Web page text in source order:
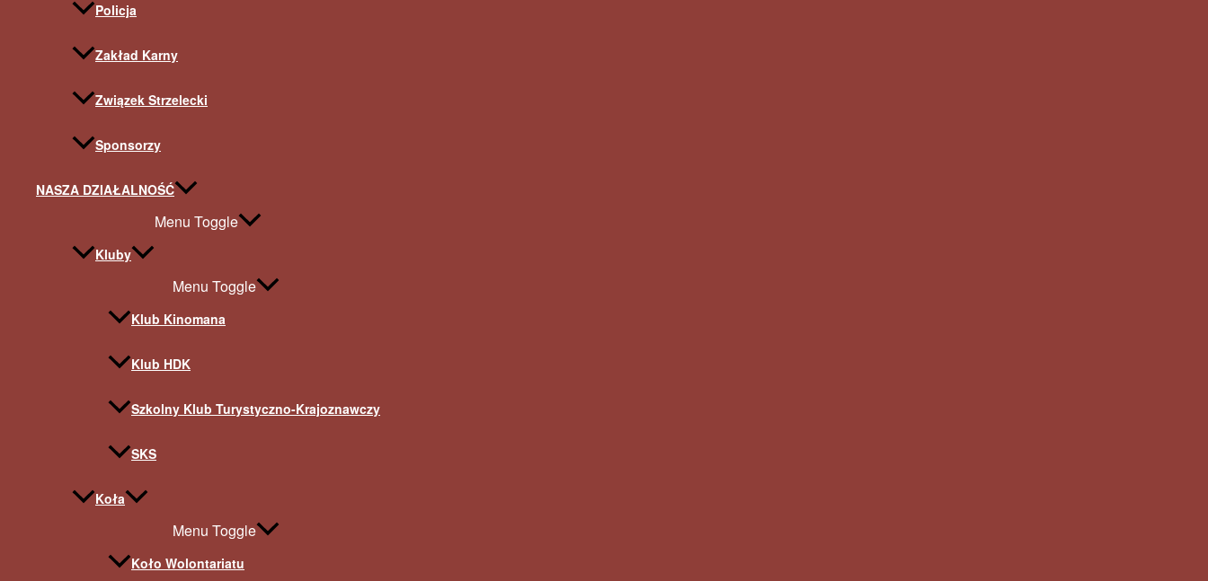
Policja
Zakład Karny
Związek Strzelecki
Sponsorzy
NASZA DZIAŁALNOŚĆ
Menu Toggle
Kluby
Menu Toggle
Klub Kinomana
Klub HDK
Szkolny Klub Turystyczno-Krajoznawczy
SKS
Koła
Menu Toggle
Koło Wolontariatu